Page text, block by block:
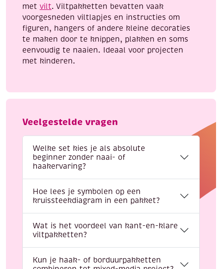
met vilt. Viltpakketten bevatten vaak
voorgesneden viltlapjes en instructies om
figuren, hangers of andere kleine decoraties
te maken door te knippen, plakken en soms
eenvoudig te naaien. Ideaal voor projecten
met kinderen.
Veelgestelde vragen
Welke set kies je als absolute
beginner zonder naai- of
haakervaring?
Hoe lees je symbolen op een
kruissteekdiagram in een pakket?
Wat is het voordeel van kant-en-klare
viltpakketten?
Kun je haak- of borduurpakketten